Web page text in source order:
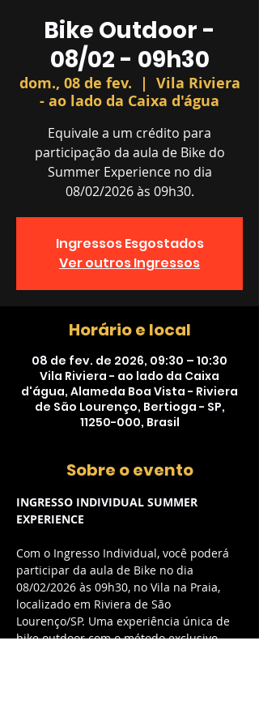
Bike Outdoor -
08/02 - 09h30
dom., 08 de fev.
  |
Vila Riviera
- ao lado da Caixa d'água
Equivale a um crédito para
participação da aula de Bike do
Summer Experience no dia
08/02/2026 às 09h30.
Ingressos Esgostados
Ver outros Ingressos
Horário e local
08 de fev. de 2026, 09:30 – 10:30
Vila Riviera - ao lado da Caixa
d'água, Alameda Boa Vista - Riviera
de São Lourenço, Bertioga - SP,
11250-000, Brasil
Sobre o evento
INGRESSO INDIVIDUAL SUMMER
EXPERIENCE
Com o Ingresso Individual, você poderá
participar da aula de Bike no dia
08/02/2026 às 09h30, no Vila na Praia,
localizado em Riviera de São
Lourenço/SP. Uma experiência única de
bike outdoor com o método exclusivo